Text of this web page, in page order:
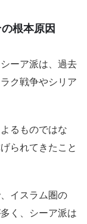
根本原因
ーア派は、過去
ク戦争やシリア
るものではな
られてきたこと
イスラム圏の
く、シーア派は